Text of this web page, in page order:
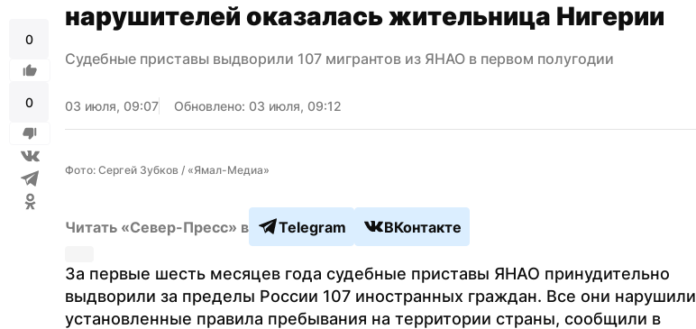
0
0
нарушителей оказалась жительница Нигерии
Судебные приставы выдворили 107 мигрантов из ЯНАО в первом полугодии
03 июля, 09:07 Обновлено: 03 июля, 09:12
Фото: Сергей Зубков / «Ямал-Медиа»
Читать «Север-Пресс» в Telegram ВКонтакте
За первые шесть месяцев года судебные приставы ЯНАО принудительно
выдворили за пределы России 107 иностранных граждан. Все они нарушили
установленные правила пребывания на территории страны, сообщили в